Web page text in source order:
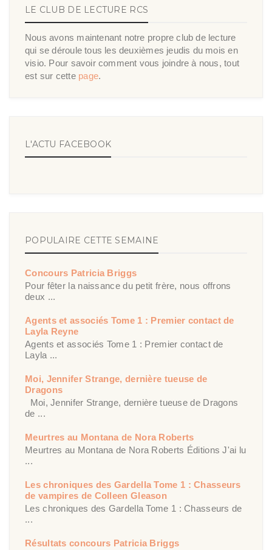
LE CLUB DE LECTURE RCS
Nous avons maintenant notre propre club de lecture
qui se déroule tous les deuxièmes jeudis du mois en
visio. Pour savoir comment vous joindre à nous, tout
est sur cette page.
L'ACTU FACEBOOK
POPULAIRE CETTE SEMAINE
Concours Patricia Briggs
Pour fêter la naissance du petit frère, nous offrons
deux ...
Agents et associés Tome 1 : Premier contact de
Layla Reyne
Agents et associés Tome 1 : Premier contact de
Layla ...
Moi, Jennifer Strange, dernière tueuse de
Dragons
Moi, Jennifer Strange, dernière tueuse de Dragons
de ...
Meurtres au Montana de Nora Roberts
Meurtres au Montana de Nora Roberts Éditions J'ai lu
...
Les chroniques des Gardella Tome 1 : Chasseurs
de vampires de Colleen Gleason
Les chroniques des Gardella Tome 1 : Chasseurs de
...
Résultats concours Patricia Briggs